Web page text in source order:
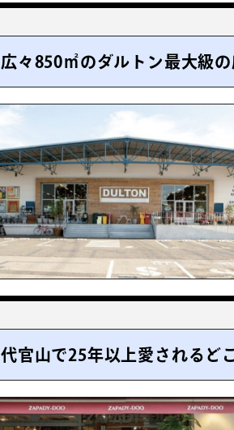
広々850㎡のダルトン最大級
代官山で25年以上愛されるど